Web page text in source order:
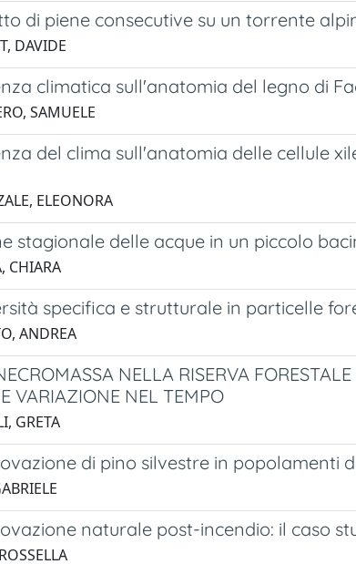
di piene consecutive su un torrente
DAVIDE
climatica sull'anatomia del legno di
SAMUELE
del clima sull'anatomia delle cellule
ELEONORA
stagionale delle acque in un piccolo
CHIARA
specifica e strutturale in particelle
ANDREA
NELLA RISERVA
VARIAZIONE NEL TEMPO
GRETA
di pino silvestre in popolamenti
naturale post-incendio: il caso